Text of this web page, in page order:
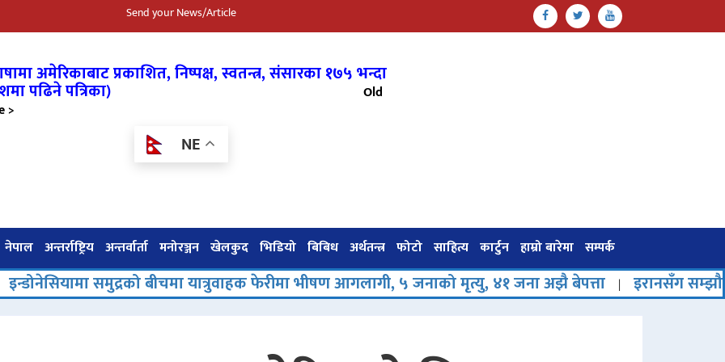
Send your News/Article
अमेरिकाबाट प्रकाशित, निष्पक्ष, स्वतन्त्र,संसारका १७५ भन्दा
पढिने पत्रिका)
Old
>
NE
नेपाल अन्तर्राष्ट्रिय अन्तर्वार्ता मनोरञ्जन खेलकुद भिडियो बिबिध अर्थतन्त्र फोटो साहित्य कार्टुन हाम्रो बारेमा सम्पर्क
समुद्रको बीचमा यात्रुवाहक फेरीमा भीषण आगलागी, ५ जनाको मृत्यु, ४१ जना अझै बेपत्ता | इरानसँग सम्झौताको